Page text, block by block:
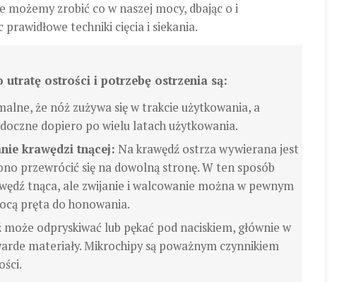
zrobić co w naszej mocy, dbając o i
techniki cięcia i siekania.
ostrości i potrzebę ostrzenia są:
że nóż zużywa się w trakcie użytkowania, a
dopiero po wielu latach użytkowania.
krawędzi tnącej: Na krawędź ostrza wywierana jest
przewrócić się na dowolną stronę. W ten sposób
tnąca, ale zwijanie i walcowanie można w pewnym
pręta do honowania.
może odpryskiwać lub pękać pod naciskiem, głównie w
materiały. Mikrochipy są poważnym czynnikiem